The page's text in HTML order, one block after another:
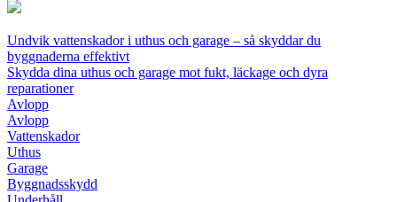
Undvik vattenskador i uthus och garage – så skyddar du
byggnaderna effektivt
Skydda dina uthus och garage mot fukt, läckage och dyra
reparationer
Avlopp
Avlopp
Vattenskador
Uthus
Garage
Byggnadsskydd